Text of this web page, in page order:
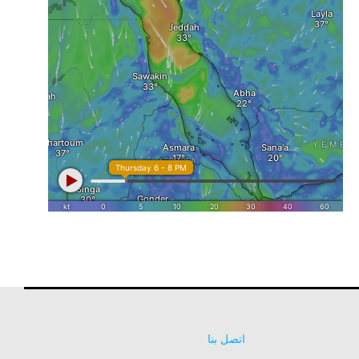
اتصل بنا